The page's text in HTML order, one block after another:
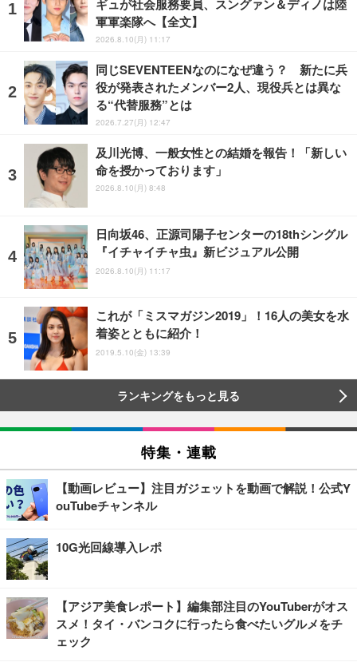
ギュが社会服務要員、スングァン＆ディノは陸
軍軍楽隊へ【全文】
2026.8.10(月) 11:17
同じSEVENTEENなのになぜ違う？ 新たに兵
役が発表されたメンバー2人、現役兵とは異な
る“代替服務”とは
2026.7.27(月) 12:47
及川光博、一般女性との結婚を報告！「新しい
命を授かっております」
2026.8.10(月) 8:48
日向坂46、正源司陽子センターの18thシングル
『イチャイチャ虫』新ビジュアル公開
2026.8.10(月) 11:17
これが「ミスマガジン2019」！16人の美女を水
着姿とともに紹介！
2019.5.10(金) 13:39
ランキングをもっと見る
特集・連載
【動画レビュー】注目ガジェットを動画で解説！公式Y
ouTubeチャンネル
10G光回線導入レポ
【アジア美食レポート】編集部注目のYouTuberがオス
スメ！タイ・バンコクに行ったら食べたいグルメをチ
ェック